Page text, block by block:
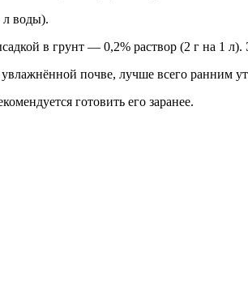
л воды).
в грунт — 0,2% раствор (2 г на 1 л).
почве, лучше всего ранним
готовить его заранее.